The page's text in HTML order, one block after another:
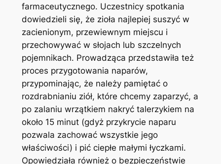
farmaceutycznego. Uczestnicy spotkania
dowiedzieli się, że zioła najlepiej suszyć w
zacienionym, przewiewnym miejscu i
przechowywać w słojach lub szczelnych
pojemnikach. Prowadząca przedstawiła też
proces przygotowania naparów,
przypominając, że należy pamiętać o
rozdrabnianiu ziół, które chcemy zaparzyć, a
po zalaniu wrzątkiem nakryć talerzykiem na
około 15 minut (gdyż przykrycie naparu
pozwala zachować wszystkie jego
właściwości) i pić ciepłe małymi łyczkami.
Opowiedziała również o bezpieczeństwie